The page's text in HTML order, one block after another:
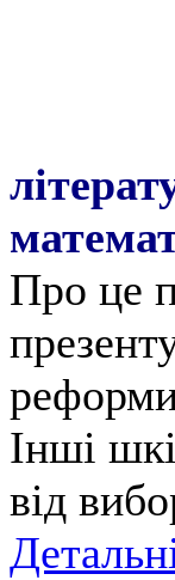
Про це
Інші
від